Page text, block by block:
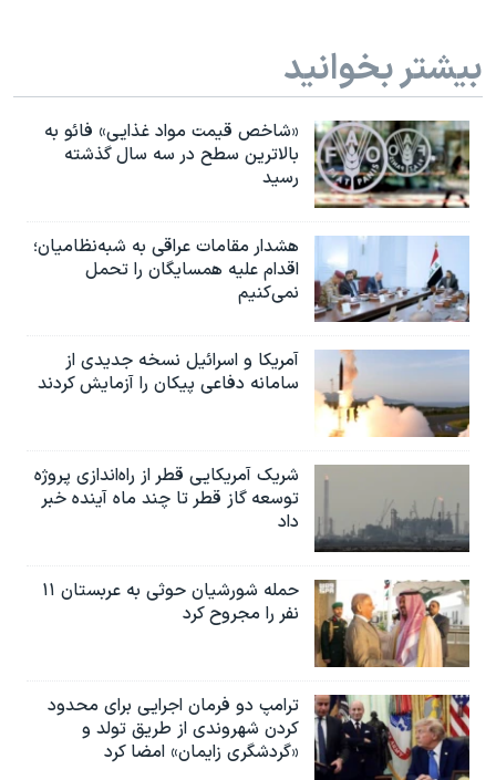
بیشتر بخوانید
«شاخص قیمت مواد غذایی» فائو به
بالاترین سطح در سه سال گذشته
رسید
هشدار مقامات عراقی به شبه‌نظامیان؛
اقدام علیه همسایگان را تحمل
نمی‌کنیم
آمریکا و اسرائیل نسخه جدیدی از
سامانه دفاعی پیکان را آزمایش کردند
شریک آمریکایی قطر از راه‌اندازی پروژه
توسعه گاز قطر تا چند ماه آینده خبر
داد
حمله شورشیان حوثی به عربستان ۱۱
نفر را مجروح کرد
ترامپ دو فرمان اجرایی برای محدود
کردن شهروندی از طریق تولد و
«گردشگری زایمان» امضا کرد